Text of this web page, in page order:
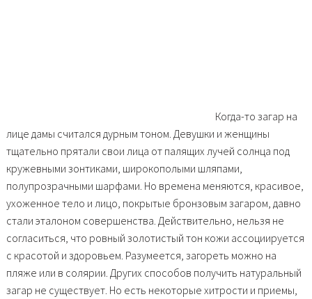
Когда-то загар на
лице дамы считался дурным тоном. Девушки и женщины
тщательно прятали свои лица от палящих лучей солнца под
кружевными зонтиками, широкополыми шляпами,
полупрозрачными шарфами. Но времена меняются, красивое,
ухоженное тело и лицо, покрытые бронзовым загаром, давно
стали эталоном совершенства. Действительно, нельзя не
согласиться, что ровный золотистый тон кожи ассоциируется
с красотой и здоровьем. Разумеется, загореть можно на
пляже или в солярии. Других способов получить натуральный
загар не существует. Но есть некоторые хитрости и приемы,